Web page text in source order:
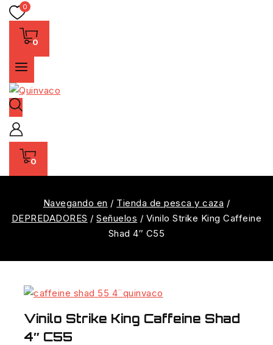
0
0
0
Navegando en / Tienda de pesca y caza /
DEPREDADORES / Señuelos / Vinilo Strike King Caffeine
Shad 4″ C55
Vinilo Strike King Caffeine Shad
4″ C55